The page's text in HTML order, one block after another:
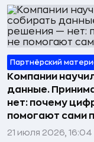
Партнёрский
Компании
данные.
нет: почему
помогают сами
21 июля 2026, 16:04